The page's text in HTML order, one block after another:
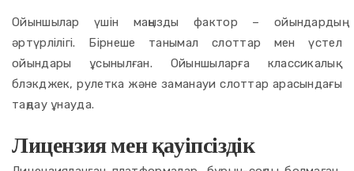
Ойыншылар үшін маңызды фактор – ойындардың
әртүрлілігі. Бірнеше танымал слоттар мен үстел
ойындары ұсынылған. Ойыншыларға классикалық
блэкджек, рулетка және заманауи слоттар арасындағы
таңдау ұнауда.
Лицензия мен қауіпсіздік